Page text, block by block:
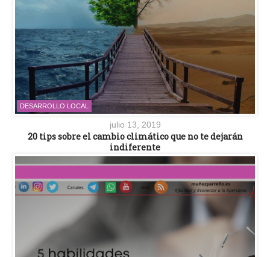
DESARROLLO LOCAL
julio 13, 2019
20 tips sobre el cambio climático que no te dejarán
indiferente